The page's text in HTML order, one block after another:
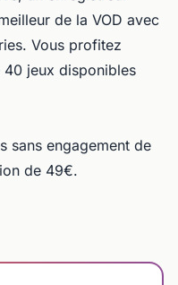
de la VOD avec
Vous profitez
jeux disponibles
sans engagement de
de 49€.